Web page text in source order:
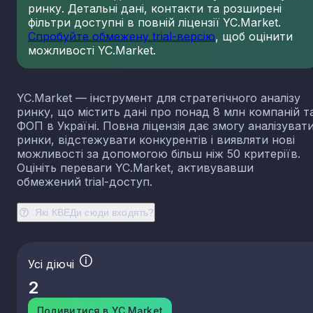
Які КВЕДи сюди входять?
ринку. Детальні дані, контакти та розширені
фільтри доступні в повній ліцензії YC.Market.
Спробуйте обмежену trial-версію, щоб оцінити
можливості YC.Market.
YC.Market — інструмент для стратегічного аналізу
ринку, що містить дані про понад 8 млн компаній
ФОП в Україні. Повна ліцензія дає змогу
ринки, відстежувати конкурентів і виявляти нові
можливості за допомогою більш ніж 50 критеріїв.
Оцініть переваги YC.Market, активувавши
обмежений trial-доступ.
Усі діючі
2
Подивитися в YC.Market
23.13 Виробництво порожнистого скла
23.14 Виробництво скловолокна
23.19 Виробництво й оброблення інших скляних
23.31 Виробництво керамічних плиток і плит
23.32 Виробництво цегли, черепиці та інших
виробів із випаленої глини
23.41
Виробництво господарських і декоративних
керамічних виробів
23.42
Виробництво керамічних санітарно-технічних
23.43 Виробництво керамічних електроізоляторів та
ізоляційної арматури
призначення
23.49 Виробництво інших керамічних виробів
23.52 Виробництво вапна та гіпсових сумішей